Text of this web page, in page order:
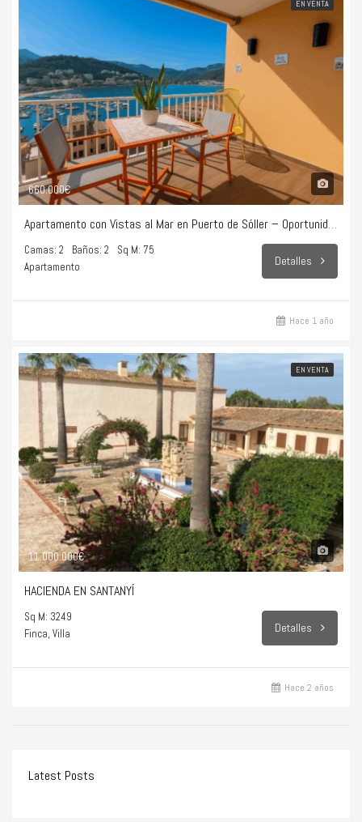
EN VENTA
660.000€
Apartamento con Vistas al Mar en Puerto de Sóller – Oportunidad Única
Camas: 2 Baños: 2
Sq M: 75
Apartamento
Detalles
Hace 1 año
EN VENTA
11.000.000€
HACIENDA EN SANTANYÍ
Sq M: 3249
Finca, Villa
Detalles
Hace 2 años
Latest Posts